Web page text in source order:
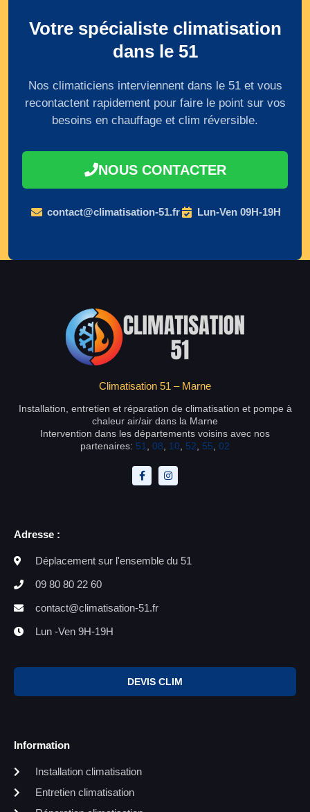
Votre spécialiste climatisation
dans le 51
Nos climaticiens interviennent dans le 51 et vous
recontactent rapidement pour faire le point sur vos
besoins en chauffage et clim réversible.
NOUS CONTACTER
contact@climatisation-51.fr Lun-Ven 09H-19H
Climatisation 51 – Marne
Installation, entretien et réparation de climatisation et pompe à
chaleur air/air dans la Marne
Intervention dans les départements voisins avec nos
partenaires: 51 08 10 52 55 02
Adresse :
Déplacement sur l'ensemble du 51
09 80 80 22 60
contact@climatisation-51.fr
Lun -Ven 9H-19H
DEVIS CLIM
Information
Installation climatisation
Entretien climatisation